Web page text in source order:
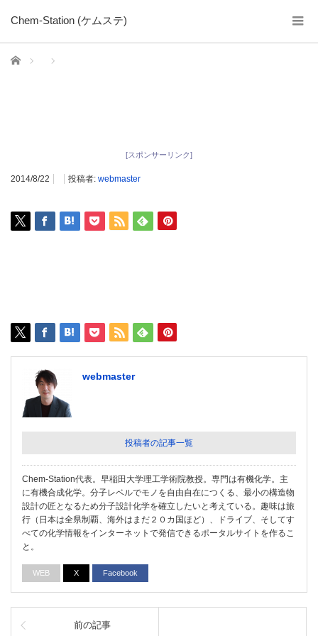
Chem-Station (ケムステ)
ホーム
[スポンサーリンク]
2014/8/22 投稿者: webmaster
webmaster
投稿者の記事一覧
Chem-Station代表。早稲田大学理工学術院教授。専門は有機化学。主
に有機合成化学。分子レベルでモノを自由自在につくる、最小の構造物
設計の匠となるため分子設計化学を確立したいと考えている。趣味は旅
行（日本は全県制覇、海外はまだ２０カ国ほど）、ドライブ、そしてす
べての化学情報をインターネットで発信できるポータルサイトを作るこ
と。
WEB X Facebook
前の記事